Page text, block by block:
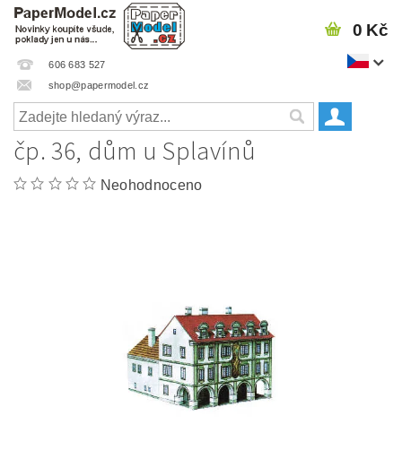
606 683 527
shop@papermodel.cz
0 Kč
čp. 36, dům u Splavínů
Neohodnoceno